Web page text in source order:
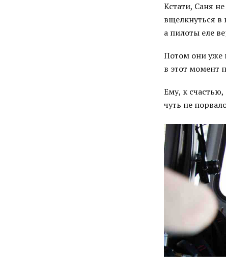
Кстати, Саня
вщелкнуться в
а пилоты еле
Потом они уже
в этот момент
Ему, к
чуть не